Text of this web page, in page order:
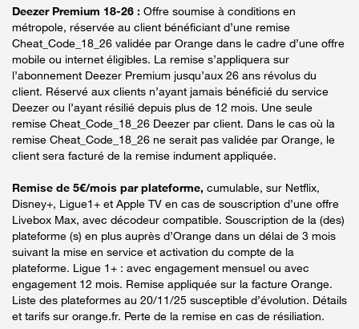
Deezer Premium 18-26 : Offre soumise à conditions en
métropole, réservée au client bénéficiant d’une remise
Cheat_Code_18_26 validée par Orange dans le cadre d’une offre
mobile ou internet éligibles. La remise s’appliquera sur
l’abonnement Deezer Premium jusqu’aux 26 ans révolus du
client. Réservé aux clients n’ayant jamais bénéficié du service
Deezer ou l’ayant résilié depuis plus de 12 mois. Une seule
remise Cheat_Code_18_26 Deezer par client. Dans le cas où la
remise Cheat_Code_18_26 ne serait pas validée par Orange, le
client sera facturé de la remise indument appliquée.
Remise de 5€/mois par plateforme, cumulable, sur Netflix,
Disney+, Ligue1+ et Apple TV en cas de souscription d’une offre
Livebox Max, avec décodeur compatible. Souscription de la (des)
plateforme (s) en plus auprès d’Orange dans un délai de 3 mois
suivant la mise en service et activation du compte de la
plateforme. Ligue 1+ : avec engagement mensuel ou avec
engagement 12 mois. Remise appliquée sur la facture Orange.
Liste des plateformes au 20/11/25 susceptible d’évolution. Détails
et tarifs sur orange.fr. Perte de la remise en cas de résiliation.